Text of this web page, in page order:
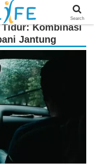
Kombinasi
Jantung
Search